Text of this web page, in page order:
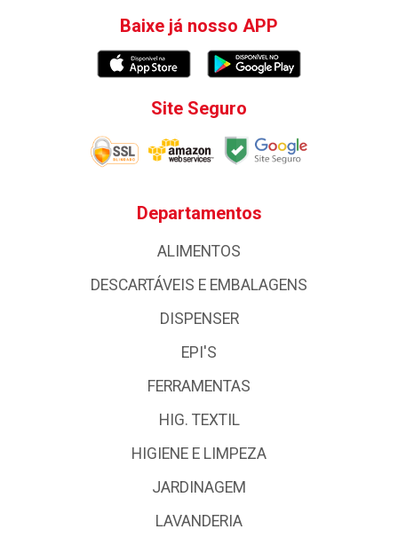
Baixe já nosso APP
Site Seguro
Departamentos
ALIMENTOS
DESCARTÁVEIS E EMBALAGENS
DISPENSER
EPI'S
FERRAMENTAS
HIG. TEXTIL
HIGIENE E LIMPEZA
JARDINAGEM
LAVANDERIA